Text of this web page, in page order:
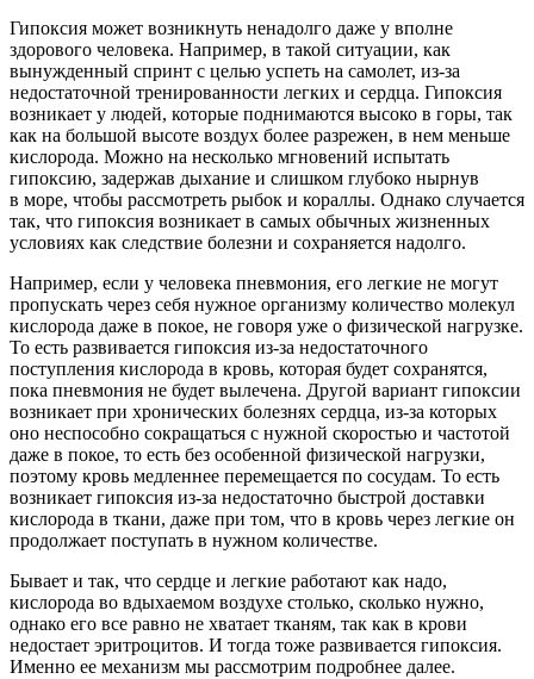
Гипоксия может возникнуть ненадолго даже у вполне
здорового человека. Например, в такой ситуации, как
вынужденный спринт с целью успеть на самолет, из-за
недостаточной тренированности легких и сердца. Гипоксия
возникает у людей, которые поднимаются высоко в горы, так
как на большой высоте воздух более разрежен, в нем меньше
кислорода. Можно на несколько мгновений испытать
гипоксию, задержав дыхание и слишком глубоко нырнув
в море, чтобы рассмотреть рыбок и кораллы. Однако случается
так, что гипоксия возникает в самых обычных жизненных
условиях как следствие болезни и сохраняется надолго.
Например, если у человека пневмония, его легкие не могут
пропускать через себя нужное организму количество молекул
кислорода даже в покое, не говоря уже о физической нагрузке.
То есть развивается гипоксия из-за недостаточного
поступления кислорода в кровь, которая будет сохранятся,
пока пневмония не будет вылечена. Другой вариант гипоксии
возникает при хронических болезнях сердца, из-за которых
оно неспособно сокращаться с нужной скоростью и частотой
даже в покое, то есть без особенной физической нагрузки,
поэтому кровь медленнее перемещается по сосудам. То есть
возникает гипоксия из-за недостаточно быстрой доставки
кислорода в ткани, даже при том, что в кровь через легкие он
продолжает поступать в нужном количестве.
Бывает и так, что сердце и легкие работают как надо,
кислорода во вдыхаемом воздухе столько, сколько нужно,
однако его все равно не хватает тканям, так как в крови
недостает эритроцитов. И тогда тоже развивается гипоксия.
Именно ее механизм мы рассмотрим подробнее далее.